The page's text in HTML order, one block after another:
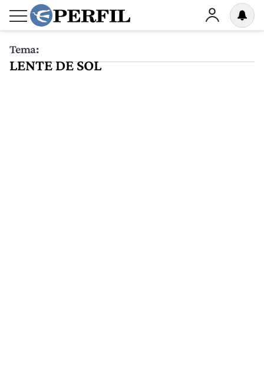
Tema:
LENTE DE SOL